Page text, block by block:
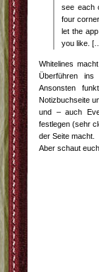
see each
four
let the
you like.
Whitelines
Überführen ins
Ansonsten
Notizbuchseite
und – auch
festlegen (sehr
der Seite macht.
Aber schaut